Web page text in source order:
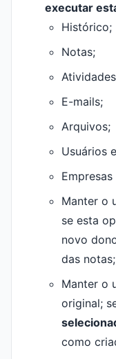
executar
Histórico;
Notas;
E-mails;
Arquivos;
Usuários
Manter o
se esta
novo
das notas;
Manter o
original;
como